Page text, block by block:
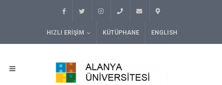
HIZLI ERIŞIM KÜTÜPHANE ENGLISH